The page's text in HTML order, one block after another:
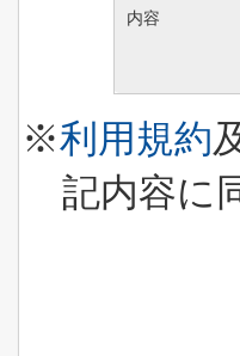
内容
※利用規約
記内容に